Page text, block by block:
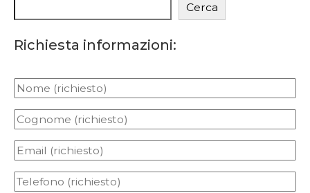
Cerca
Richiesta informazioni: